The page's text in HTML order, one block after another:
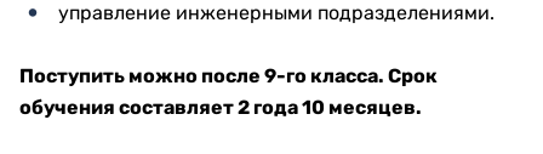
управление инженерными подразделениями.
Поступить можно после 9-го класса. Срок
обучения составляет 2 года 10 месяцев.